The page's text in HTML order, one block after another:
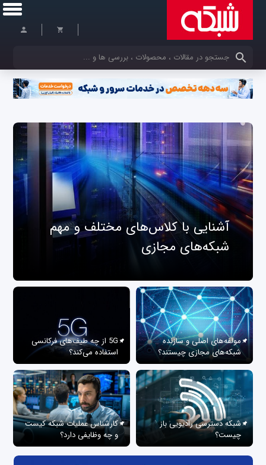
کلمات کلیدی خود را وارد کنید
آشنایی با کلاس‌های مختلف و مهم
شبکه‌های مجازی
مولفه‌های اصلی و سازنده
شبکه‌های مجازی چیستند؟
5G از چه طیف‌های فرکانسی
استفاده می‌کند؟
شبکه دسترسی رادیویی باز
چیست؟
کارشناس عملیات شبکه کیست
و چه وظایفی دارد؟